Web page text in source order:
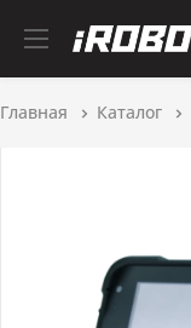
Главная Каталог